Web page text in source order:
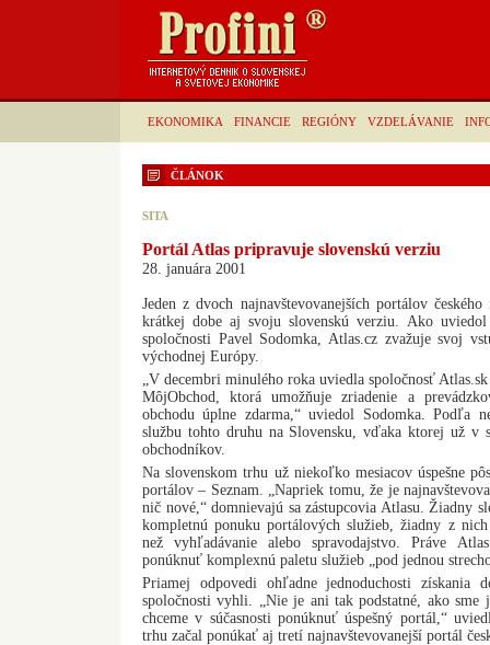
EKONOMIKA FINANCIE REGIÓNY VZDELÁVANIE
ČLÁNOK
SITA
Portál Atlas pripravuje slovenskú verziu
28. januára 2001
Jeden z dvoch najnavštevovanejších portálov
krátkej dobe aj svoju slovenskú verziu. Ako
spoločnosti Pavel Sodomka, Atlas.cz zvažuje svoj
východnej Európy.
„V decembri minulého roka uviedla spoločnosť
MôjObchod, ktorá umožňuje zriadenie a
obchodu úplne zdarma,“ uviedol Sodomka. Podľa
službu tohto druhu na Slovensku, vďaka ktorej už v
obchodníkov.
Na slovenskom trhu už niekoľko mesiacov úspešne
portálov – Seznam. „Napriek tomu, že je
nič nové,“ domnievajú sa zástupcovia Atlasu. Žiadny
kompletnú ponuku portálových služieb, žiadny z
než vyhľadávanie alebo spravodajstvo. Práve
ponúknuť komplexnú paletu služieb „pod jednou
Priamej odpovedi ohľadne jednoduchosti získania
spoločnosti vyhli. „Nie je ani tak podstatné, ako
chceme v súčasnosti ponúknuť úspešný portál,“
trhu začal ponúkať aj tretí najnavštevovanejší portál